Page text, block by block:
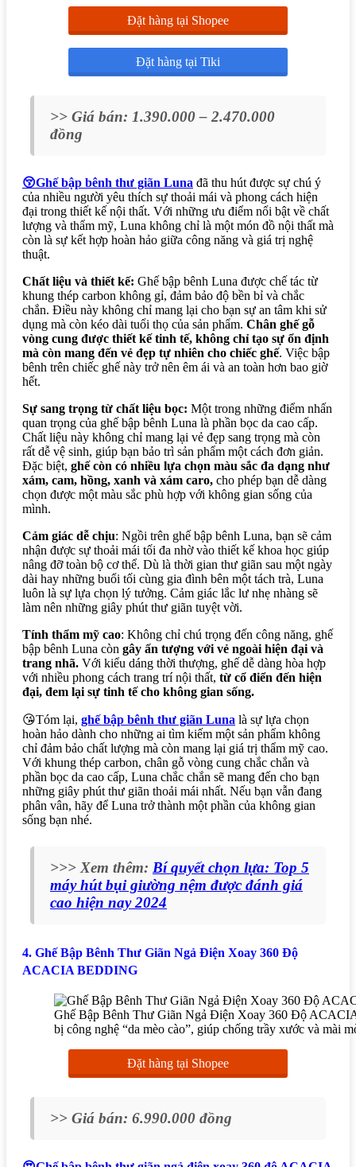
Đặt hàng tại Shopee
Đặt hàng tại Tiki
>> Giá bán: 1.390.000 – 2.470.000
đồng
😚Ghế bập bênh thư giãn Luna đã thu hút được sự chú ý
của nhiều người yêu thích sự thoải mái và phong cách hiện
đại trong thiết kế nội thất. Với những ưu điểm nổi bật về chất
lượng và thẩm mỹ, Luna không chỉ là một món đồ nội thất mà
còn là sự kết hợp hoàn hảo giữa công năng và giá trị nghệ
thuật.
Chất liệu và thiết kế: Ghế bập bênh Luna được chế tác từ
khung thép carbon không gỉ, đảm bảo độ bền bỉ và chắc
chắn. Điều này không chỉ mang lại cho bạn sự an tâm khi sử
dụng mà còn kéo dài tuổi thọ của sản phẩm. Chân ghế gỗ
vòng cung được thiết kế tinh tế, không chỉ tạo sự ổn định
mà còn mang đến vẻ đẹp tự nhiên cho chiếc ghế. Việc bập
bênh trên chiếc ghế này trở nên êm ái và an toàn hơn bao giờ
hết.
Sự sang trọng từ chất liệu bọc: Một trong những điểm nhấn
quan trọng của ghế bập bênh Luna là phần bọc da cao cấp.
Chất liệu này không chỉ mang lại vẻ đẹp sang trọng mà còn
rất dễ vệ sinh, giúp bạn bảo trì sản phẩm một cách đơn giản.
Đặc biệt, ghế còn có nhiều lựa chọn màu sắc đa dạng như
xám, cam, hồng, xanh và xám caro, cho phép bạn dễ dàng
chọn được một màu sắc phù hợp với không gian sống của
mình.
Cảm giác dễ chịu: Ngồi trên ghế bập bênh Luna, bạn sẽ cảm
nhận được sự thoải mái tối đa nhờ vào thiết kế khoa học giúp
nâng đỡ toàn bộ cơ thể. Dù là thời gian thư giãn sau một ngày
dài hay những buổi tối cùng gia đình bên một tách trà, Luna
luôn là sự lựa chọn lý tưởng. Cảm giác lắc lư nhẹ nhàng sẽ
làm nên những giây phút thư giãn tuyệt vời.
Tính thẩm mỹ cao: Không chỉ chú trọng đến công năng, ghế
bập bênh Luna còn gây ấn tượng với vẻ ngoài hiện đại và
trang nhã. Với kiểu dáng thời thượng, ghế dễ dàng hòa hợp
với nhiều phong cách trang trí nội thất, từ cổ điển đến hiện
đại, đem lại sự tinh tế cho không gian sống.
😘Tóm lại, ghế bập bênh thư giãn Luna là sự lựa chọn
hoàn hảo dành cho những ai tìm kiếm một sản phẩm không
chỉ đảm bảo chất lượng mà còn mang lại giá trị thẩm mỹ cao.
Với khung thép carbon, chân gỗ vòng cung chắc chắn và
phần bọc da cao cấp, Luna chắc chắn sẽ mang đến cho bạn
những giây phút thư giãn thoải mái nhất. Nếu bạn vẫn đang
phân vân, hãy để Luna trở thành một phần của không gian
sống bạn nhé.
>>> Xem thêm: Bí quyết chọn lựa: Top 5
máy hút bụi giường nệm được đánh giá
cao hiện nay 2024
4. Ghế Bập Bênh Thư Giãn Ngả Điện Xoay 360 Độ
ACACIA BEDDING
Ghế Bập Bênh Thư Giãn Ngả Điện Xoay 360 Độ
bị công nghệ “da mèo cào”, giúp chống trầy xước và mài
Đặt hàng tại Shopee
>> Giá bán: 6.990.000 đồng